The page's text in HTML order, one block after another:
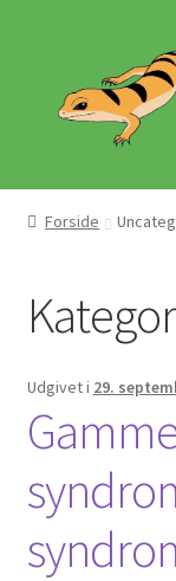
navigation
indhold
Hjem
Mærker
Forside
Udgivet i 29.